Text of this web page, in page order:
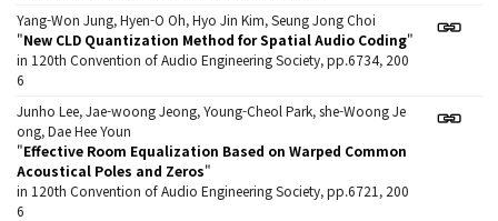
Yang-Won Jung, Hyen-O Oh, Hyo Jin Kim, Seung Jong Choi
"New CLD Quantization Method for Spatial Audio Coding"
in 120th Convention of Audio Engineering Society, pp.6734, 200
6
Junho Lee, Jae-woong Jeong, Young-Cheol Park, she-Woong Je
ong, Dae Hee Youn
"Effective Room Equalization Based on Warped Common
Acoustical Poles and Zeros"
in 120th Convention of Audio Engineering Society, pp.6721, 200
6